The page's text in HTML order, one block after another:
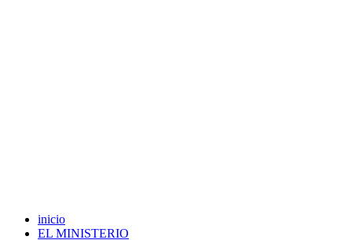
inicio
EL MINISTERIO